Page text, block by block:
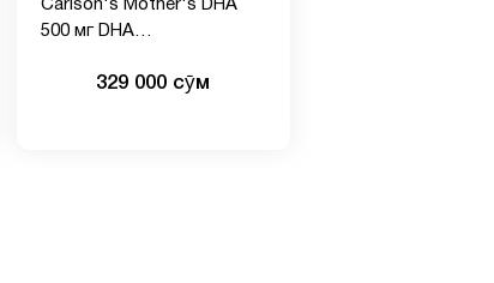
Carlson's Mother's DHA
500 мг DHA
мамы и ребенка, 60 шт
329 000 сӯм